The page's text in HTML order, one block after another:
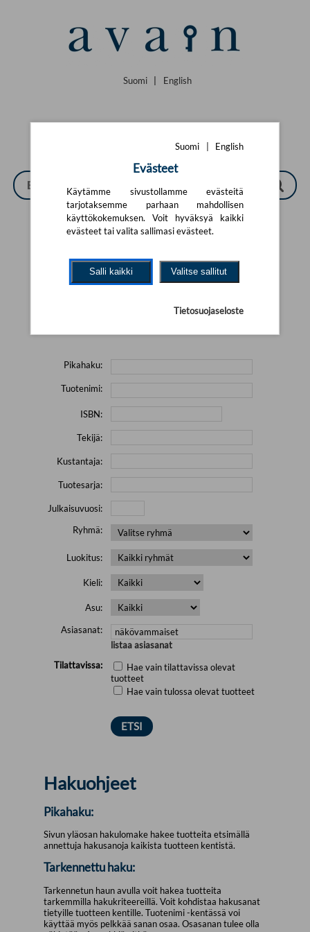
Suomi English
Tarkennettu haku
Yhtään tuotetta ei löytynyt. Yritä uutta hakua alla olevalla
Yritä hakea pienemmällä määrällä hakutekijöitä ja jätä
Pikahaku:
Tuotenimi:
ISBN:
Tekijä:
Kustantaja:
Tuotesarja:
Julkaisuvuosi:
Ryhmä:
Luokitus:
Kieli:
Asu:
Asiasanat:
listaa asiasanat
Tilattavissa:
Hae vain tilattavissa olevat
tuotteet
Hae vain tulossa olevat tuotteet
Hakuohjeet
Pikahaku:
Sivun yläosan hakulomake hakee tuotteita etsimällä
annettuja hakusanoja kaikista tuotteen kentistä.
Tarkennettu haku:
Tarkennetun haun avulla voit hakea tuotteita
tarkemmilla hakukriteereillä. Voit kohdistaa hakusanat
tietyille tuotteen kentille. Tuotenimi -kentässä voi
käyttää myös pelkkää sanan osaa. Osasanan tulee olla
Suomi | English
Evästeet
Käytämme sivustollamme evästeitä
tarjotaksemme parhaan mahdollisen
käyttökokemuksen. Voit hyväksyä kaikki
evästeet tai valita sallimasi evästeet.
Salli kaikki Valitse sallitut
Tietosuojaseloste